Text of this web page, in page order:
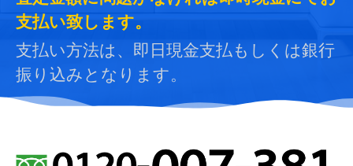
支払い致します。
支払い方法は、即日現金支払もしくは銀行
振り込みとなります。